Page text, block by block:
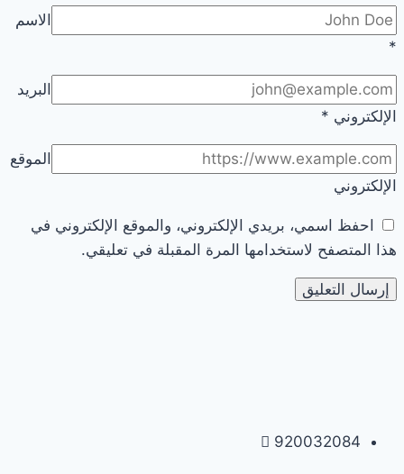
الاسم
*
البريد
الإلكتروني *
الموقع
الإلكتروني
احفظ اسمي، بريدي الإلكتروني، والموقع الإلكتروني في
هذا المتصفح لاستخدامها المرة المقبلة في تعليقي.
920032084